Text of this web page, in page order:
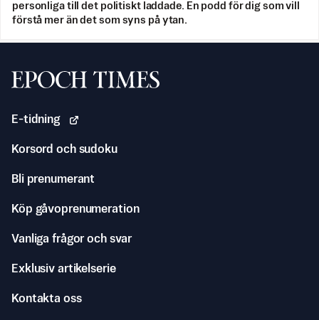
personliga till det politiskt laddade. En podd för dig som vill
förstå mer än det som syns på ytan.
Svenska Epoch Times
E-tidning
Korsord och sudoku
Bli prenumerant
Köp gåvoprenumeration
Vanliga frågor och svar
Exklusiv artikelserie
Kontakta oss